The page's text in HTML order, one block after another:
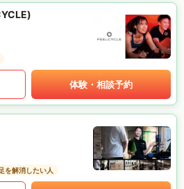
体験・相談予約
を解消したい人